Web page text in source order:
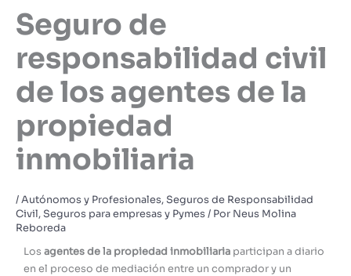
Seguro de
responsabilidad civil
de los agentes de la
propiedad
inmobiliaria
/Autónomos y Profesionales,Seguros de Responsabilidad
Civil,Seguros para empresas y Pymes/ Por Neus Molina
Reboreda
Los agentes de la propiedad inmobiliaria participan a diario
en el proceso de mediación entre un comprador y un